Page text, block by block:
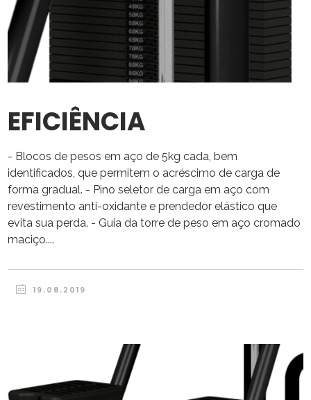
EFICIÊNCIA
- Blocos de pesos em aço de 5kg cada, bem
identificados, que permitem o acréscimo de carga de
forma gradual. - Pino seletor de carga em aço com
revestimento anti-oxidante e prendedor elástico que
evita sua perda. - Guia da torre de peso em aço cromado
maciço....
19.08.2019